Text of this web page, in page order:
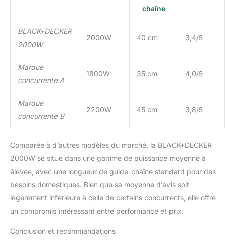
chaîne
BLACK+DECKER
2000W
2000W 40 cm 3,4/5
Marque
concurrente A
1800W 35 cm 4,0/5
Marque
concurrente B
2200W 45 cm 3,8/5
Comparée à d’autres modèles du marché, la BLACK+DECKER
2000W se situe dans une gamme de puissance moyenne à
élevée, avec une longueur de guide-chaîne standard pour des
besoins domestiques. Bien que sa moyenne d’avis soit
légèrement inférieure à celle de certains concurrents, elle offre
un compromis intéressant entre performance et prix.
Conclusion et recommandations